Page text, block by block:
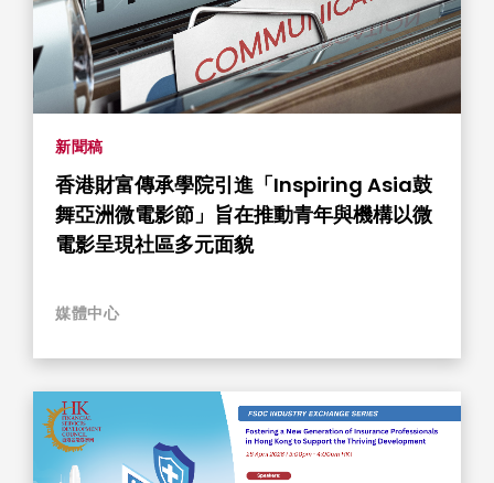
新聞稿
香港財富傳承學院引進「Inspiring Asia鼓
舞亞洲微電影節」旨在推動青年與機構以微
電影呈現社區多元面貌
媒體中心